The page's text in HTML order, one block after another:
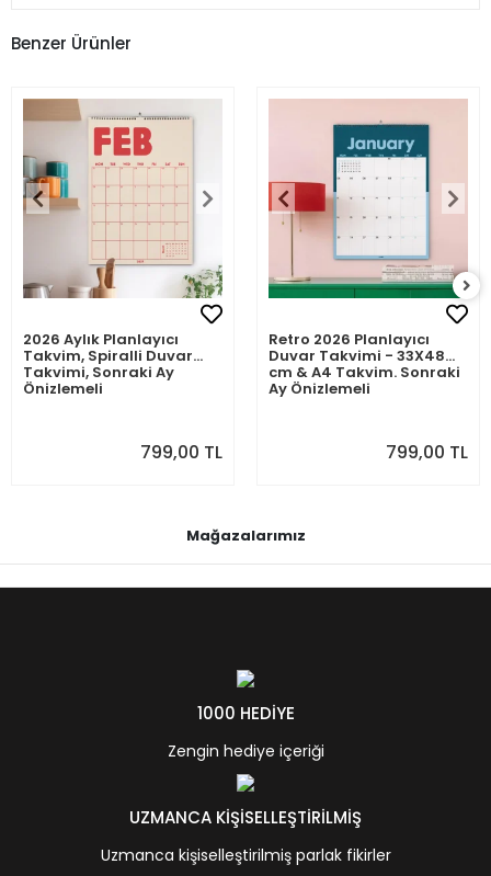
Benzer Ürünler
2026 Aylık Planlayıcı
Takvim, Spiralli Duvar
Takvimi, Sonraki Ay
Önizlemeli
799,00 TL
Retro 2026 Planlayıcı
Duvar Takvimi - 33X48
cm & A4 Takvim. Sonraki
Ay Önizlemeli
799,00 TL
Mağazalarımız
1000 HEDİYE
Zengin hediye içeriği
UZMANCA KİŞİSELLEŞTİRİLMİŞ
Uzmanca kişiselleştirilmiş parlak fikirler